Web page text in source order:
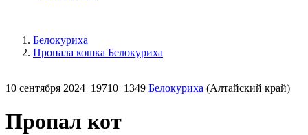
Белокуриха
Пропала кошка Белокуриха
10 сентября 2024 19710 1349 Белокуриха (Алтайский край)
Пропал кот